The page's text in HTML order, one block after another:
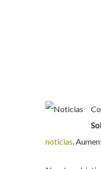
noticias.